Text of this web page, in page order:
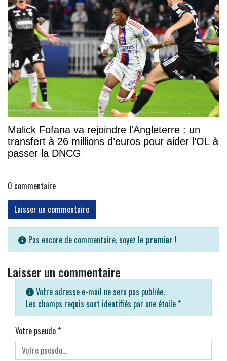
Malick Fofana va rejoindre l'Angleterre : un
transfert à 26 millions d’euros pour aider l’OL à
passer la DNCG
0 commentaire
Laisser un commentaire
Pas encore de commentaire, soyez le premier !
Laisser un commentaire
Votre adresse e-mail ne sera pas publiée.
Les champs requis sont identifiés par une étoile *
Votre pseudo*